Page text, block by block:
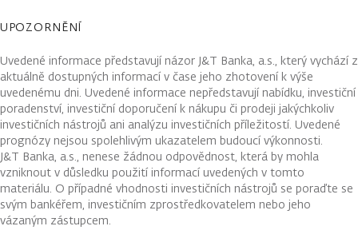
UPOZORNĚNÍ
Uvedené informace představují názor J&T Banka, a.s., který vychází z
aktuálně dostupných informací v čase jeho zhotovení k výše
uvedenému dni. Uvedené informace nepředstavují nabídku, investiční
poradenství, investiční doporučení k nákupu či prodeji jakýchkoliv
investičních nástrojů ani analýzu investičních příležitostí. Uvedené
prognózy nejsou spolehlivým ukazatelem budoucí výkonnosti.
J&T Banka, a.s., nenese žádnou odpovědnost, která by mohla
vzniknout v důsledku použití informací uvedených v tomto
materiálu. O případné vhodnosti investičních nástrojů se poraďte se
svým bankéřem, investičním zprostředkovatelem nebo jeho
vázaným zástupcem.